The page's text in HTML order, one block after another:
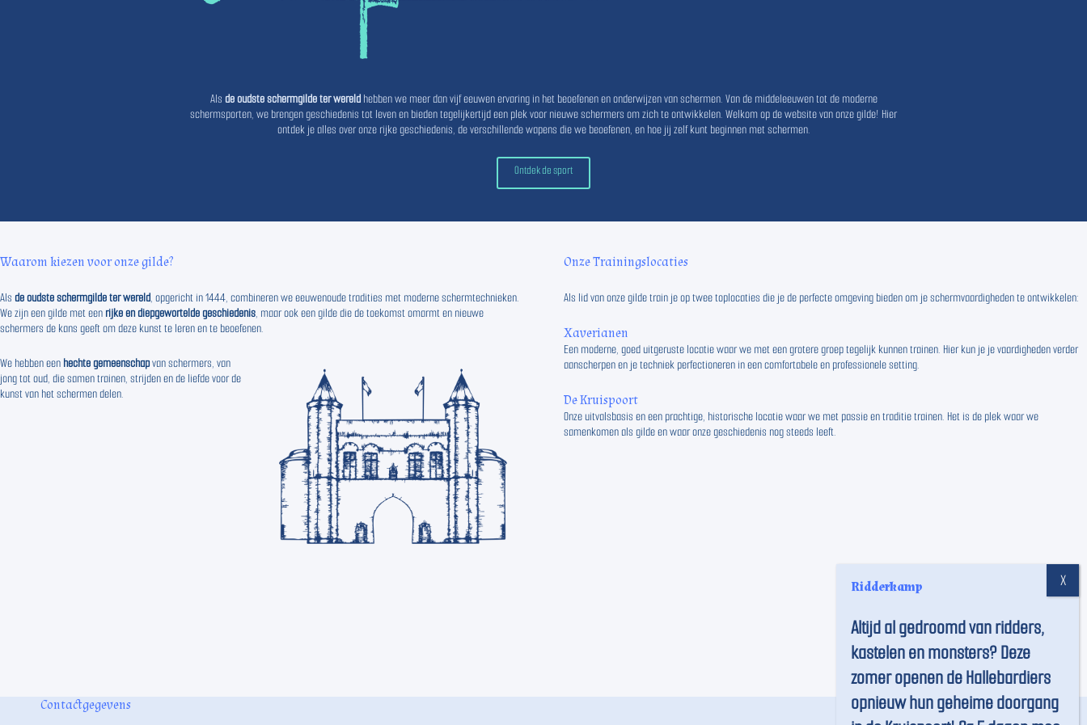
Als de oudste schermgilde ter wereldhebben we meer dan vijf eeuwen ervaring in het beoefenen en onderwijzen van schermen. Van de middeleeuwen tot de moderne
schermsporten, we brengen geschiedenis tot leven en bieden tegelijkertijd een plek voor nieuwe schermers om zich te ontwikkelen. Welkom op de website van onze gilde! Hier
ontdek je alles over onze rijke geschiedenis, de verschillende wapens die we beoefenen, en hoe jij zelf kunt beginnen met schermen.
Ontdek de sport
Waarom kiezen voor onze gilde?
Als de oudste schermgilde ter wereld, opgericht in 1444, combineren we eeuwenoude tradities met moderne schermtechnieken.
We zijn een gilde met een rijke en diepgewortelde geschiedenis, maar ook een gilde die de toekomst omarmt en nieuwe
schermers de kans geeft om deze kunst te leren en te beoefenen.
We hebben een hechte gemeenschapvan schermers, van
jong tot oud, die samen trainen, strijden en de liefde voor de
kunst van het schermen delen.
Onze Trainingslocaties
Als lid van onze gilde train je op twee toplocaties die je de perfecte omgeving bieden om je schermvaardigheden te ontwikkelen:
Xaverianen
Een moderne, goed uitgeruste locatie waar we met een grotere groep tegelijk kunnen trainen. Hier kun je je vaardigheden verder
aanscherpen en je techniek perfectioneren in een comfortabele en professionele setting.
De Kruispoort
Onze uitvalsbasis en een prachtige, historische locatie waar we met passie en traditie trainen. Het is de plek waar we
samenkomen als gilde en waar onze geschiedenis nog steeds leeft.
Contactgegevens
Ridderkamp
Altijd al gedroomd van ridders,
kastelen en monsters? Deze
zomer openen de Hallebardiers
opnieuw hun geheime doorgang